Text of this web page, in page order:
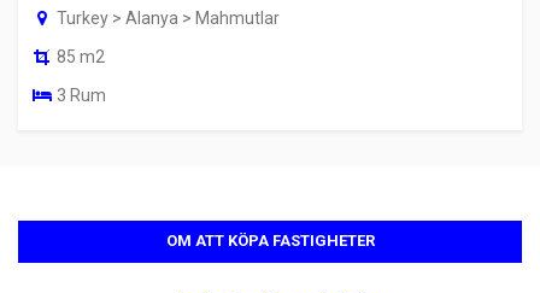
Turkey > Alanya > Mahmutlar
85 m2
3 Rum
OM ATT KÖPA FASTIGHETER